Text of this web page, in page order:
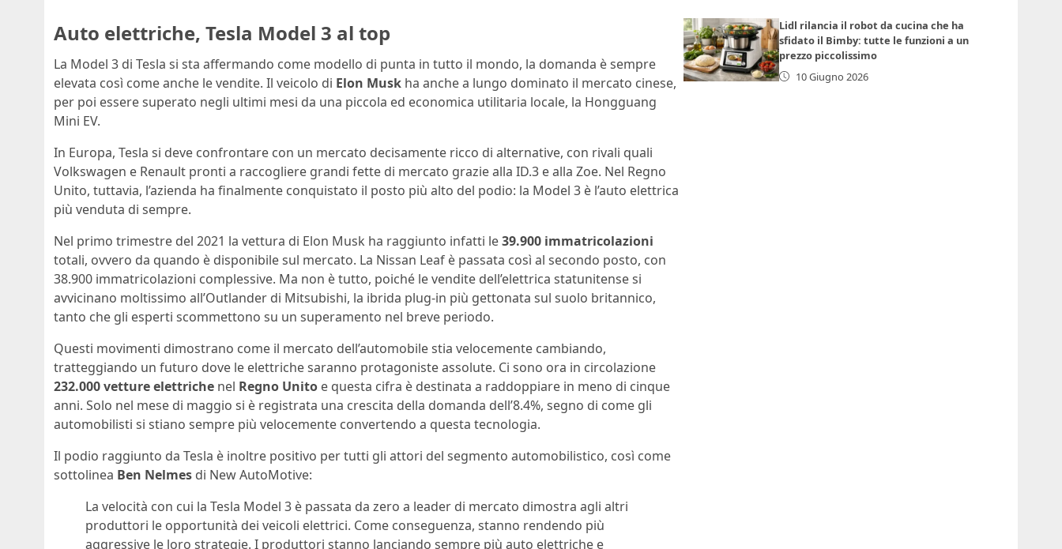
Auto elettriche, Tesla Model 3 al top
La Model 3 di Tesla si sta affermando come modello di punta in tutto il mondo, la domanda è sempre
elevata così come anche le vendite. Il veicolo di Elon Musk ha anche a lungo dominato il mercato cinese,
per poi essere superato negli ultimi mesi da una piccola ed economica utilitaria locale, la Hongguang
Mini EV.
In Europa, Tesla si deve confrontare con un mercato decisamente ricco di alternative, con rivali quali
Volkswagen e Renault pronti a raccogliere grandi fette di mercato grazie alla ID.3 e alla Zoe. Nel Regno
Unito, tuttavia, l’azienda ha finalmente conquistato il posto più alto del podio: la Model 3 è l’auto elettrica
più venduta di sempre.
Nel primo trimestre del 2021 la vettura di Elon Musk ha raggiunto infatti le39.900 immatricolazioni
totali, ovvero da quando è disponibile sul mercato. La Nissan Leaf è passata così al secondo posto, con
38.900 immatricolazioni complessive. Ma non è tutto, poiché le vendite dell’elettrica statunitense si
avvicinano moltissimo all’Outlander di Mitsubishi, la ibrida plug-in più gettonata sul suolo britannico,
tanto che gli esperti scommettono su un superamento nel breve periodo.
Questi movimenti dimostrano come il mercato dell’automobile stia velocemente cambiando,
tratteggiando un futuro dove le elettriche saranno protagoniste assolute. Ci sono ora in circolazione
232.000 vetture elettriche nel Regno Unito e questa cifra è destinata a raddoppiare in meno di cinque
anni. Solo nel mese di maggio si è registrata una crescita della domanda dell’8.4%, segno di come gli
automobilisti si stiano sempre più velocemente convertendo a questa tecnologia.
Il podio raggiunto da Tesla è inoltre positivo per tutti gli attori del segmento automobilistico, così come
sottolinea Ben Nelmes di New AutoMotive:
La velocità con cui la Tesla Model 3 è passata da zero a leader di mercato dimostra agli altri
produttori le opportunità dei veicoli elettrici. Come conseguenza, stanno rendendo più
aggressive le loro strategie. I produttori stanno lanciando sempre più auto elettriche e
Lidl rilancia il robot da cucina che ha
sfidato il Bimby: tutte le funzioni a un
prezzo piccolissimo
10 Giugno 2026